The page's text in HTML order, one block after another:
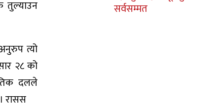
तुल्याउन
त्यो
२८ को
दलले
रासस
सर्वसम्मत